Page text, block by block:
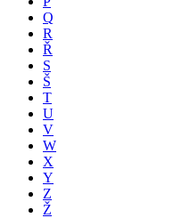
Q
R
Ř
S
Š
T
U
V
W
X
Y
Z
Ž